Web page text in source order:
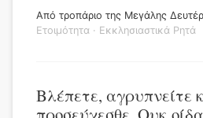
Από τροπάριο της Μεγάλης
Ετοιμότητα · Εκκλησιαστικά Ρητά
Βλέπετε, αγρυπνείτε